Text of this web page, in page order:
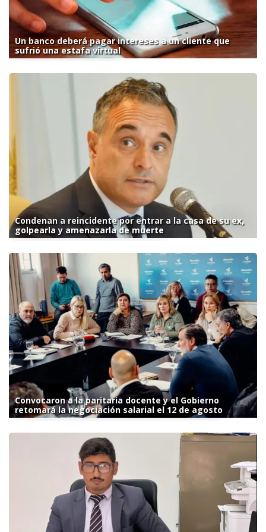
Un banco deberá pagar intereses a un cliente que
sufrió una estafa virtual
Condenan a reincidente por entrar a la casa de su ex,
golpearla y amenazarla de muerte
Convocaron a la paritaria docente y el Gobierno
retomará la negociación salarial el 12 de agosto